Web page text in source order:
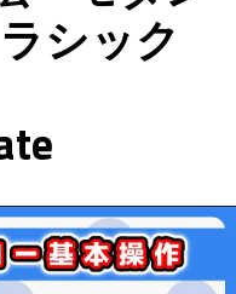
シック